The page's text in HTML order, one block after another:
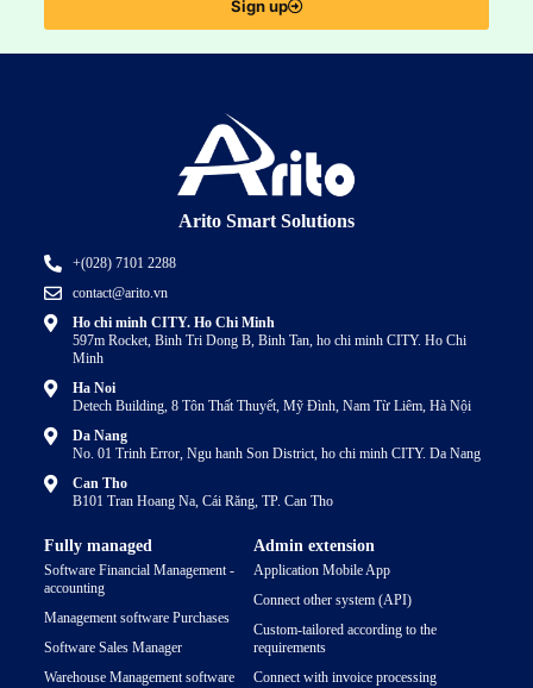
Sign up
Arito Smart Solutions
+(028) 7101 2288
contact@arito.vn
Ho chi minh CITY. Ho Chi Minh
597m Rocket, Binh Tri Dong B, Binh Tan, ho chi minh CITY. Ho Chi
Minh
Ha Noi
Detech Building, 8 Tôn Thất Thuyết, Mỹ Đình, Nam Từ Liêm, Hà Nội
Da Nang
No. 01 Trinh Error, Ngu hanh Son District, ho chi minh CITY. Da Nang
Can Tho
B101 Tran Hoang Na, Cái Răng, TP. Can Tho
Fully managed
Software Financial Management -
accounting
Management software Purchases
Software Sales Manager
Warehouse Management software
Admin extension
Application Mobile App
Connect other system (API)
Custom-tailored according to the
requirements
Connect with invoice processing